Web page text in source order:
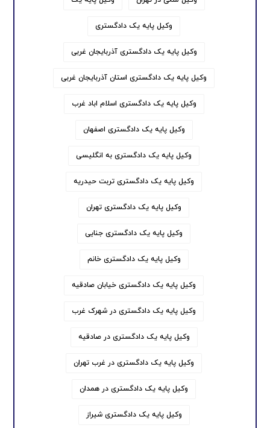
وکیل پایه یک دادگستری
وکیل پایه یک دادگستری آذربایجان غربی
وکیل پایه یک دادگستری استان آذربایجان غربی
وکیل پایه یک دادگستری اسلام اباد غرب
وکیل پایه یک دادگستری اصفهان
وکیل پایه یک دادگستری به انگلیسی
وکیل پایه یک دادگستری تربت حیدریه
وکیل پایه یک دادگستری تهران
وکیل پایه یک دادگستری جنایی
وکیل پایه یک دادگستری خانم
وکیل پایه یک دادگستری خیابان صادقیه
وکیل پایه یک دادگستری در شهرک غرب
وکیل پایه یک دادگستری در صادقیه
وکیل پایه یک دادگستری در غرب تهران
وکیل پایه یک دادگستری در همدان
وکیل پایه یک دادگستری شیراز